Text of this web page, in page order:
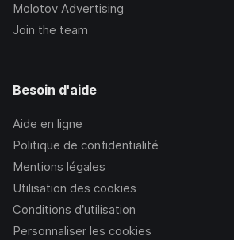
Molotov Advertising
Join the team
Besoin d'aide
Aide en ligne
Politique de confidentialité
Mentions légales
Utilisation des cookies
Conditions d’utilisation
Personnaliser les cookies